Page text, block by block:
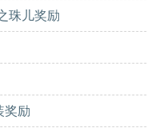
珠儿奖励
奖励